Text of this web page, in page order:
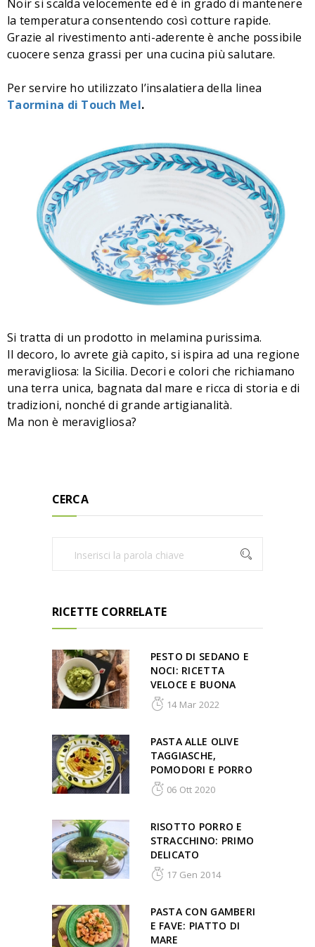
Noir si scalda velocemente ed è in grado di mantenere
la temperatura consentendo così cotture rapide.
Grazie al rivestimento anti-aderente è anche possibile
cuocere senza grassi per una cucina più salutare.
Per servire ho utilizzato l’insalatiera della linea
Taormina di Touch Mel.
Si tratta di un prodotto in melamina purissima.
Il decoro, lo avrete già capito, si ispira ad una regione
meravigliosa: la Sicilia. Decori e colori che richiamano
una terra unica, bagnata dal mare e ricca di storia e di
tradizioni, nonché di grande artigianalità.
Ma non è meravigliosa?
CERCA
RICETTE CORRELATE
PESTO DI SEDANO E
NOCI: RICETTA
VELOCE E BUONA
14 Mar 2022
PASTA ALLE OLIVE
TAGGIASCHE,
POMODORI E PORRO
06 Ott 2020
RISOTTO PORRO E
STRACCHINO: PRIMO
DELICATO
17 Gen 2014
PASTA CON GAMBERI
E FAVE: PIATTO DI
MARE